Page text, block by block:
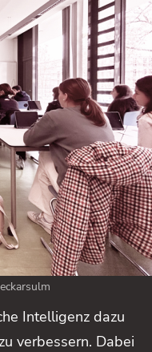
Intelligenz dazu
verbessern. Dabei